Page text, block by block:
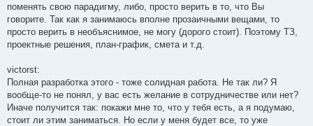
поменять свою парадигму, либо, просто верить в то, что Вы
говорите. Так как я занимаюсь вполне прозаичными вещами, то
просто верить в необъяснимое, не могу (дорого стоит). Поэтому ТЗ,
проектные решения, план-график, смета и т.д.
victorst:
Полная разработка этого - тоже солидная работа. Не так ли? Я
вообще-то не понял, у вас есть желание в сотрудничестве или нет?
Иначе получится так: покажи мне то, что у тебя есть, а я подумаю,
стоит ли этим заниматься. Но если у меня будет все, то уже